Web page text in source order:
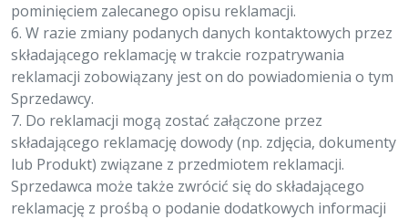
pominięciem zalecanego opisu reklamacji.
6. W razie zmiany podanych danych kontaktowych przez
składającego reklamację w trakcie rozpatrywania
reklamacji zobowiązany jest on do powiadomienia o tym
Sprzedawcy.
7. Do reklamacji mogą zostać załączone przez
składającego reklamację dowody (np. zdjęcia, dokumenty
lub Produkt) związane z przedmiotem reklamacji.
Sprzedawca może także zwrócić się do składającego
reklamację z prośbą o podanie dodatkowych informacji